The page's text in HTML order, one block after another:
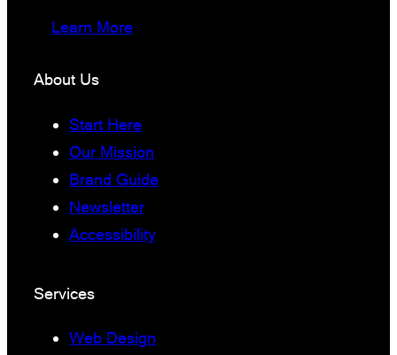
Learn More
About Us
Start Here
Our Mission
Brand Guide
Newsletter
Accessibility
Services
Web Design